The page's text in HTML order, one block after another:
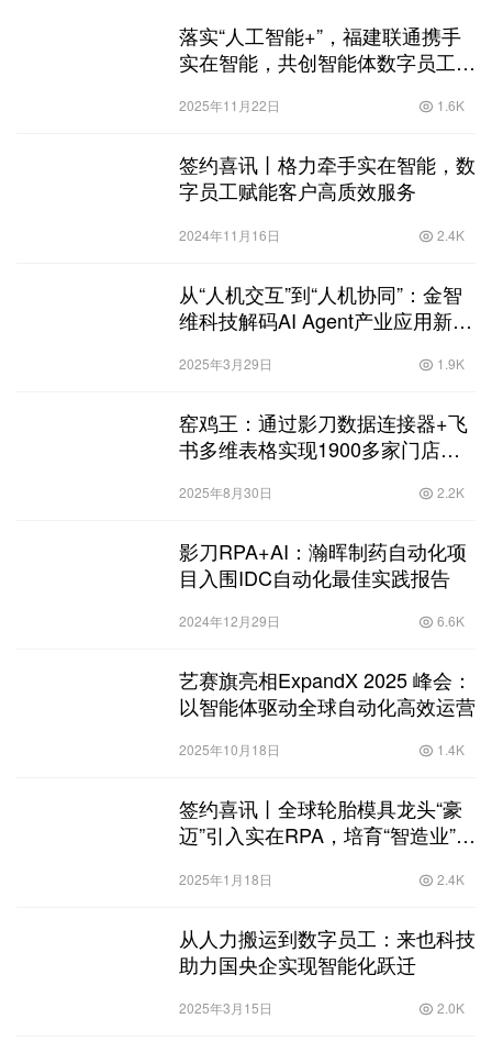
落实“人工智能+”，福建联通携手
实在智能，共创智能体数字员工赋
2025年11月22日 1.6K
签约喜讯丨格力牵手实在智能，数
字员工赋能客户高质效服务
2024年11月16日 2.4K
从“人机交互”到“人机协同”：金智
维科技解码AI Agent产业应用新范
2025年3月29日 1.9K
窑鸡王：通过影刀数据连接器+飞
书多维表格实现1900多家门店评
2025年8月30日 2.2K
影刀RPA+AI：瀚晖制药自动化项
目入围IDC自动化最佳实践报告
2024年12月29日 6.6K
艺赛旗亮相ExpandX 2025 峰会：
以智能体驱动全球自动化高效运营
2025年10月18日 1.4K
签约喜讯丨全球轮胎模具龙头“豪
迈”引入实在RPA，培育“智造业”新
2025年1月18日 2.4K
从人力搬运到数字员工：来也科技
助力国央企实现智能化跃迁
2025年3月15日 2.0K